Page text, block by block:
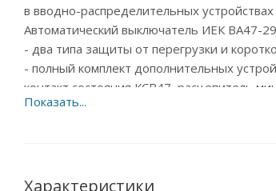
в вводно-распределительных
Автоматический выключатель ИЕК ВА47-
- два типа защиты от перегрузки и
- полный комплект дополнительных
контакт состояния КСВ47, расцепитель
- специальная конструкция корпуса с
- усовершенствованная более широкая
Характеристики